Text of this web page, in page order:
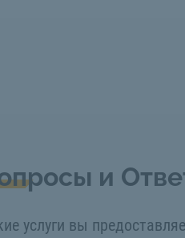
и
услуги вы